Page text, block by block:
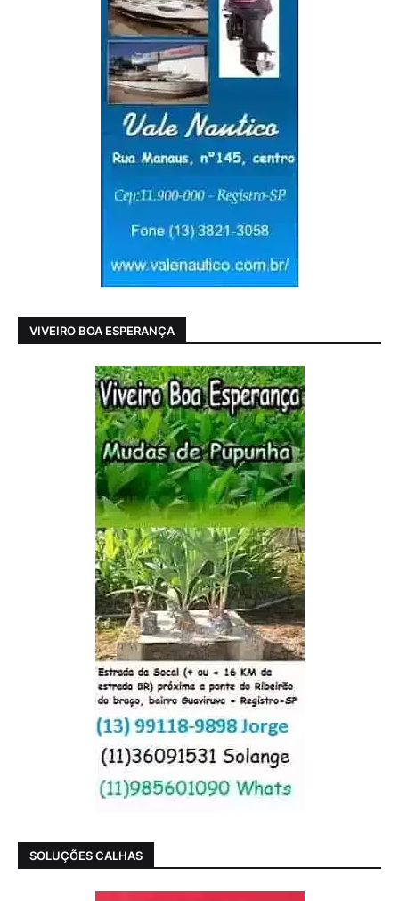
VIVEIRO BOA ESPERANÇA
SOLUÇÕES CALHAS